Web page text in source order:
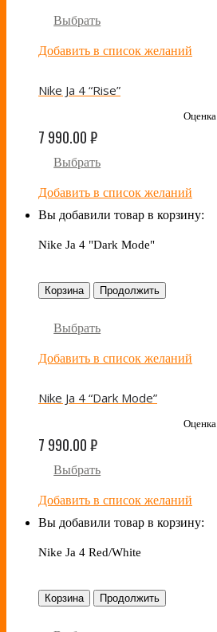
Выбрать
Добавить в список желаний
Nike Ja 4 “Rise”
Оценка
7 990.00₽
Выбрать
Добавить в список желаний
Вы добавили товар в корзину:
Nike Ja 4 "Dark Mode"
Корзина Продолжить
Выбрать
Добавить в список желаний
Nike Ja 4 “Dark Mode”
Оценка
7 990.00₽
Выбрать
Добавить в список желаний
Вы добавили товар в корзину:
Nike Ja 4 Red/White
Корзина Продолжить